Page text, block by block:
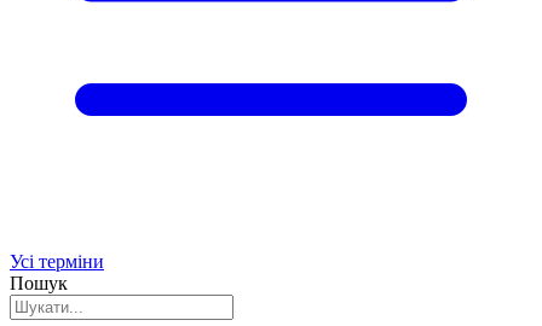
Усі терміни
Пошук